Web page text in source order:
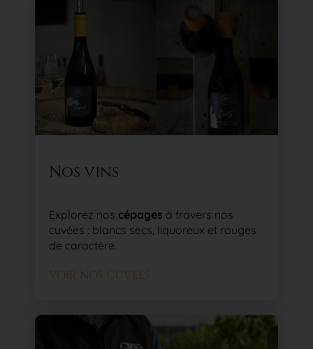
Nos vins
Explorez nos cépages à travers nos
cuvées : blancs secs, liquoreux et rouges
de caractère.
VOIR NOS CUVÉES